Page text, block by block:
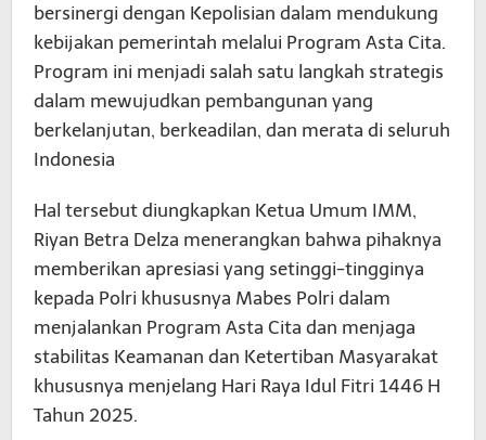
bersinergi dengan Kepolisian dalam mendukung
kebijakan pemerintah melalui Program Asta Cita.
Program ini menjadi salah satu langkah strategis
dalam mewujudkan pembangunan yang
berkelanjutan, berkeadilan, dan merata di seluruh
Indonesia
Hal tersebut diungkapkan Ketua Umum IMM,
Riyan Betra Delza menerangkan bahwa pihaknya
memberikan apresiasi yang setinggi-tingginya
kepada Polri khususnya Mabes Polri dalam
menjalankan Program Asta Cita dan menjaga
stabilitas Keamanan dan Ketertiban Masyarakat
khususnya menjelang Hari Raya Idul Fitri 1446 H
Tahun 2025.